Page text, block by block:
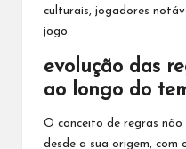
culturais, jogadores
jogo.
evolução das
ao longo do
O conceito de regras
desde a sua origem, com